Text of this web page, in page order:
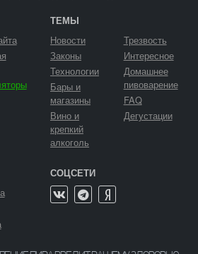
ТЕМЫ
Новости
Законы
Технологии
Бары и
магазины
Вино и
крепкий
алкоголь
Трезвость
Интересное
Домашнее
пивоварение
FAQ
Дегустации
СОЦСЕТИ